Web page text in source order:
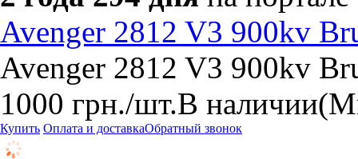
Avenger 2812 V3 900kv
Avenger 2812 V3 900kv
1000 грн./шт.В наличии
Купить Оплата и доставкаОбратный звонок